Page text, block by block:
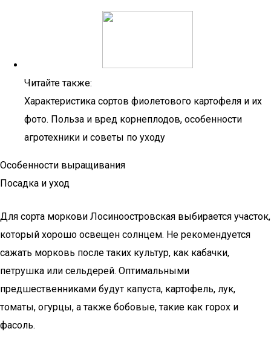
Читайте также:
Характеристика сортов фиолетового картофеля и их
фото. Польза и вред корнеплодов, особенности
агротехники и советы по уходу
Особенности выращивания
Посадка и уход
Для сорта моркови Лосиноостровская выбирается участок,
который хорошо освещен солнцем. Не рекомендуется
сажать морковь после таких культур, как кабачки,
петрушка или сельдерей. Оптимальными
предшественниками будут капуста, картофель, лук,
томаты, огурцы, а также бобовые, такие как горох и
фасоль.